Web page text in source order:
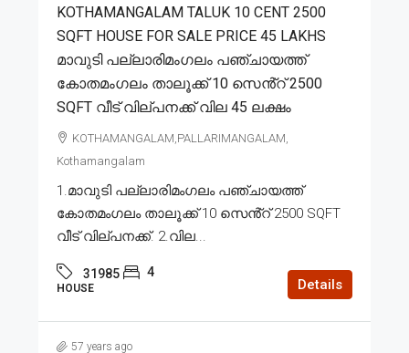
KOTHAMANGALAM TALUK 10 CENT 2500
SQFT HOUSE FOR SALE PRICE 45 LAKHS
മാവുടി പല്ലാരിമംഗലം പഞ്ചായത്ത്
കോതമംഗലം താലൂക്ക് 10 സെൻ്റ് 2500
SQFT വീട് വില്പനക്ക് വില 45 ലക്ഷം
KOTHAMANGALAM,PALLARIMANGALAM,
Kothamangalam
1.മാവുടി പല്ലാരിമംഗലം പഞ്ചായത്ത്
കോതമംഗലം താലൂക്ക് 10 സെൻ്റ് 2500 SQFT
വീട് വില്പനക്ക്. 2.വില...
31985 4
HOUSE Details
57 years ago